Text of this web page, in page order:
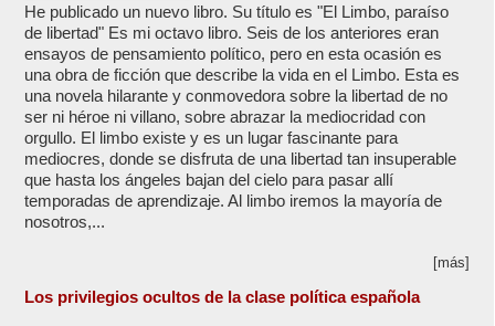
He publicado un nuevo libro. Su título es "El Limbo, paraíso
de libertad" Es mi octavo libro. Seis de los anteriores eran
ensayos de pensamiento político, pero en esta ocasión es
una obra de ficción que describe la vida en el Limbo. Esta es
una novela hilarante y conmovedora sobre la libertad de no
ser ni héroe ni villano, sobre abrazar la mediocridad con
orgullo. El limbo existe y es un lugar fascinante para
mediocres, donde se disfruta de una libertad tan insuperable
que hasta los ángeles bajan del cielo para pasar allí
temporadas de aprendizaje. Al limbo iremos la mayoría de
nosotros,...
[más]
Los privilegios ocultos de la clase política española